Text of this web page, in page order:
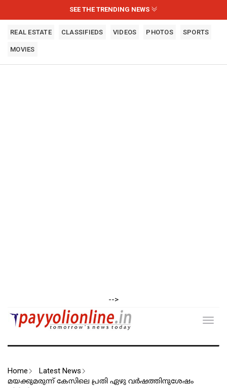
SEE THE TRENDING NEWS
REAL ESTATE CLASSIFIEDS VIDEOS PHOTOS SPORTS
MOVIES
-->
Home Latest News
മയക്കുമരുന്ന് കേസിലെ പ്രതി ഏഴു വർഷത്തിനുശേഷം